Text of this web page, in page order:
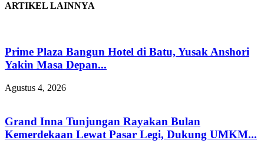
ARTIKEL LAINNYA
Prime Plaza Bangun Hotel di Batu, Yusak Anshori
Yakin Masa Depan...
Agustus 4, 2026
Grand Inna Tunjungan Rayakan Bulan
Kemerdekaan Lewat Pasar Legi, Dukung UMKM...